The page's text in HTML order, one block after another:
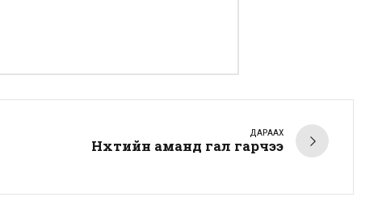
ДАРААХ
Нүхтийн аманд гал гарчээ